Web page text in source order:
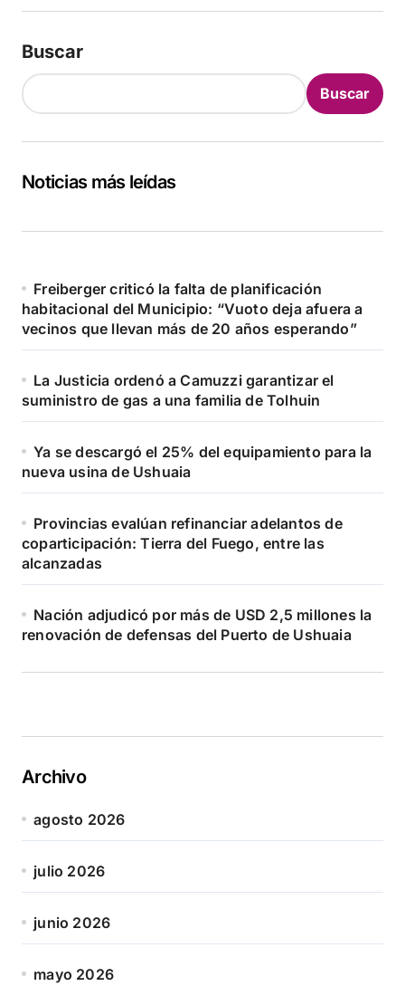
Buscar
Buscar
Noticias más leídas
Freiberger criticó la falta de planificación
habitacional del Municipio: “Vuoto deja afuera a
vecinos que llevan más de 20 años esperando”
La Justicia ordenó a Camuzzi garantizar el
suministro de gas a una familia de Tolhuin
Ya se descargó el 25% del equipamiento para la
nueva usina de Ushuaia
Provincias evalúan refinanciar adelantos de
coparticipación: Tierra del Fuego, entre las
alcanzadas
Nación adjudicó por más de USD 2,5 millones la
renovación de defensas del Puerto de Ushuaia
Archivo
agosto 2026
julio 2026
junio 2026
mayo 2026